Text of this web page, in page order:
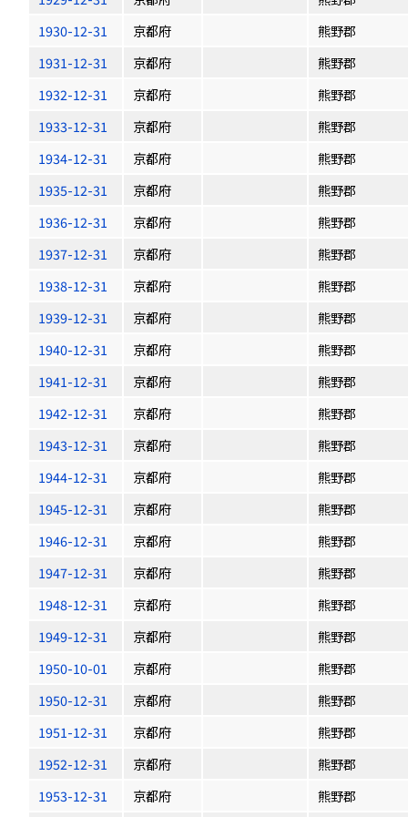
1930-12-31
京都府
熊野郡
1931-12-31
京都府
熊野郡
1932-12-31
京都府
熊野郡
1933-12-31
京都府
熊野郡
1934-12-31
京都府
熊野郡
1935-12-31
京都府
熊野郡
1936-12-31
京都府
熊野郡
1937-12-31
京都府
熊野郡
1938-12-31
京都府
熊野郡
1939-12-31
京都府
熊野郡
1940-12-31
京都府
熊野郡
1941-12-31
京都府
熊野郡
1942-12-31
京都府
熊野郡
1943-12-31
京都府
熊野郡
1944-12-31
京都府
熊野郡
1945-12-31
京都府
熊野郡
1946-12-31
京都府
熊野郡
1947-12-31
京都府
熊野郡
1948-12-31
京都府
熊野郡
1949-12-31
京都府
熊野郡
1950-10-01
京都府
熊野郡
1950-12-31
京都府
熊野郡
1951-12-31
京都府
熊野郡
1952-12-31
京都府
熊野郡
1953-12-31
京都府
熊野郡